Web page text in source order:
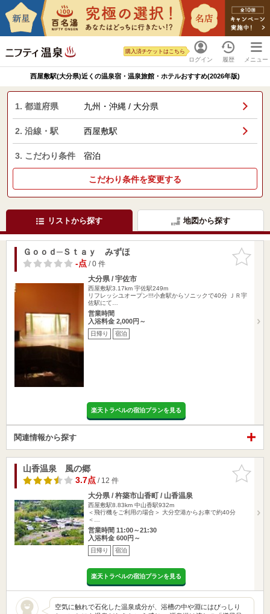
ログイン
購入済チケットはこちら
履歴 メニュー
西屋敷駅(大分県)近くの温泉宿・温泉旅館・ホテルおすすめ(2026年版)
1. 都道府県 九州・沖縄 / 大分県
2. 沿線・駅 西屋敷駅
3. こだわり条件 宿泊
こだわり条件を変更する
リストから探す 地図から探す
お気に入
りに追加
Ｇｏｏｄ─Ｓｔａｙ みずほ
-点/ 0 件
大分県 / 宇佐市
西屋敷駅3.17km 宇佐駅249m
リフレッシユオープン!!!小倉駅からソニックで40分 ＪＲ宇
佐駅にて…
営業時間
入浴料金 2,000円～
日帰り 宿泊
楽天トラベルの宿泊プランを見る
関連情報から探す
お気に入
りに追加
山香温泉 風の郷
3.7点/ 12 件
大分県 / 杵築市山香町 / 山香温泉
西屋敷駅8.83km 中山香駅932m
＜飛行機をご利用の場合＞ 大分空港からお車で約40分
＜…
営業時間 11:00～21:30
入浴料金 600円～
日帰り 宿泊
楽天トラベルの宿泊プランを見る
空気に触れで石化した温泉成分が、浴槽の中や淵にはびっしり